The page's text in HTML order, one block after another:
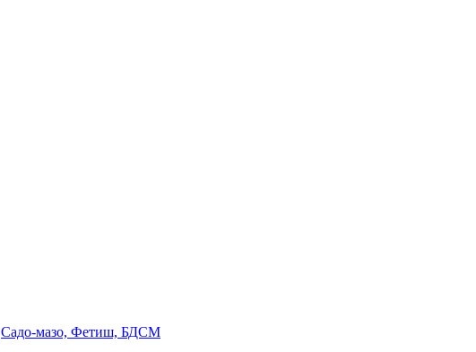
Садо-мазо, Фетиш, БДСМ